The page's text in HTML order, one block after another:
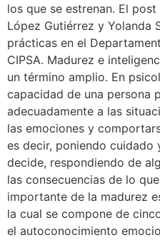
los que se estrenan. El
López Gutiérrez y Yolanda
prácticas en el
CIPSA. Madurez e
un término amplio. En
capacidad de una persona
adecuadamente a las
las emociones y
es decir, poniendo cuidado
decide, respondiendo de
las consecuencias de lo
importante de la madurez
la cual se compone de
el autoconocimiento